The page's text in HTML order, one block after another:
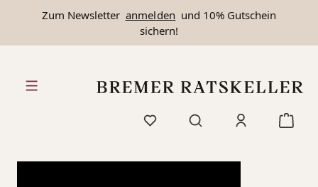
springen
Zum Newsletter anmelden und 10% Gutschein
sichern!